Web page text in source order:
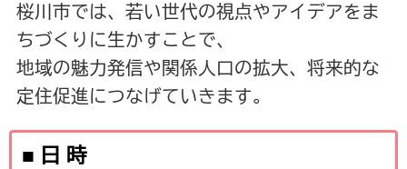
桜川市では、若い世代の視点やアイデアをま
ちづくりに生かすことで、
地域の魅力発信や関係人口の拡大、将来的な
定住促進につなげていきます。
■ 日 時